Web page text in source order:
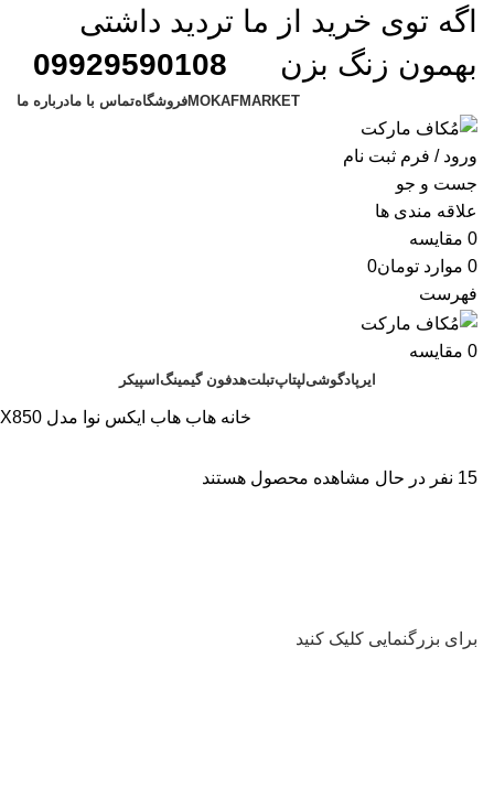
اگه توی خرید از ما تردید داشتی
بهمون زنگ بزن 09929590108
MOKAFMARKETفروشگاهتماس با مادرباره ما
ورود / فرم ثبت نام
جست و جو
علاقه مندی ها
0 مقایسه
0 موارد تومان0
فهرست
0 مقایسه
ایرپادگوشیلپتاپتبلتهدفون گیمینگاسپیکر
خانه هاب هاب ایکس نوا مدل X850
15 نفر در حال مشاهده محصول هستند
برای بزرگنمایی کلیک کنید